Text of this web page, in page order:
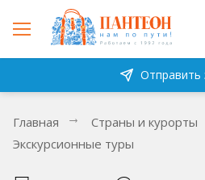
Отправить
Главная Страны и курорты
Экскурсионные туры